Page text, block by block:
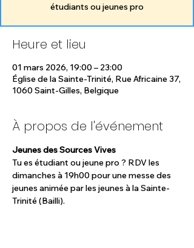
étudiants ou jeunes pro
Heure et lieu
01 mars 2026, 19:00 – 23:00
Église de la Sainte-Trinité, Rue Africaine 37,
1060 Saint-Gilles, Belgique
À propos de l'événement
Jeunes des Sources Vives
Tu es étudiant ou jeune pro ? RDV les
dimanches à 19h00 pour une messe des
jeunes animée par les jeunes à la Sainte-
Trinité (Bailli).